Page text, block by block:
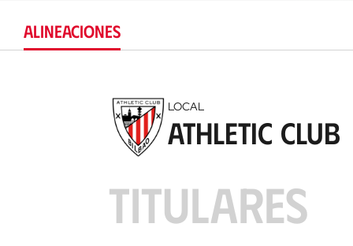
ALINEACIONES
LOCAL
Athletic Club
TITULARES